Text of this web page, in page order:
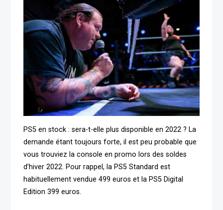
PS5 en stock : sera-t-elle plus disponible en 2022 ? La
demande étant toujours forte, il est peu probable que
vous trouviez la console en promo lors des soldes
d’hiver 2022. Pour rappel, la PS5 Standard est
habituellement vendue 499 euros et la PS5 Digital
Edition 399 euros.